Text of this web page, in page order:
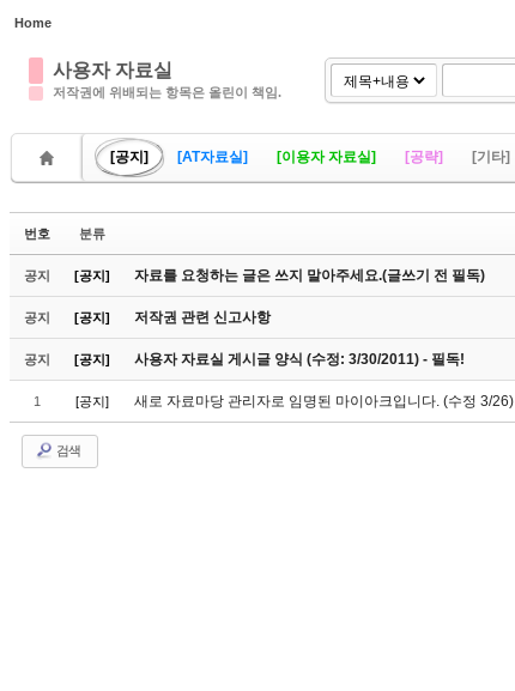
Home
사용자 자료실
저작권에 위배되는 항목은 올린이 책임.
[공지] [AT자료실] [이용자 자료실] [공략]
[기타]
번호 분류
공지 [공지] 자료를 요청하는 글은 쓰지 말아주세요.(글쓰기 전 필독)
공지 [공지] 저작권 관련 신고사항
공지 [공지] 사용자 자료실 게시글 양식 (수정: 3/30/2011) - 필독!
1 [공지] 새로 자료마당 관리자로 임명된 마이아크입니다. (수정 3/26)
검색
Sketchbook5, 스케치북5
Sketchbook5, 스케치북5
Sketchbook5, 스케치북5
Sketchbook5, 스케치북5